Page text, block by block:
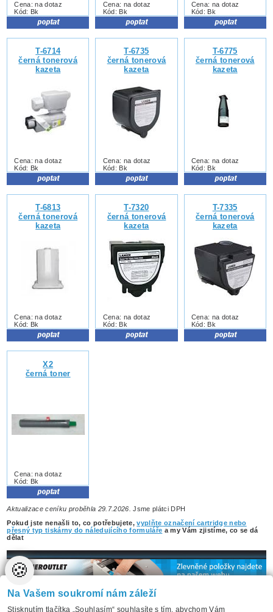
Cena: na dotaz
Kód: Bk
Cena: na dotaz
Kód: Bk
Cena: na dotaz
Kód: Bk
T-6714
černá tonerová
kazeta
Cena: na dotaz
Kód: Bk
T-6735
černá tonerová
kazeta
Cena: na dotaz
Kód: Bk
T-6775
černá tonerová
kazeta
Cena: na dotaz
Kód: Bk
T-6813
černá tonerová
kazeta
Cena: na dotaz
Kód: Bk
T-7320
černá tonerová
kazeta
Cena: na dotaz
Kód: Bk
T-7335
černá tonerová
kazeta
Cena: na dotaz
Kód: Bk
X2
černá toner
Cena: na dotaz
Kód: Bk
Aktualizace ceníku proběhla 29.7.2026. Jsme plátci DPH
Pokud jste nenašli to, co potřebujete,vyplňte označení cartridge nebo
přesný typ tiskárny do náledujícího formuláře a my Vám zjistíme, co se dá
dělat
🍪
Na Vašem soukromí nám záleží
Stisknutím tlačítka „Souhlasím“ souhlasíte s tím, abychom Vám